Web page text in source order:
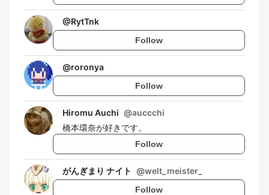
@RytTnk
Follow
@roronya
Follow
Hiromu Auchi @auccchi
橋本環奈が好きです。
Follow
がんぎまり ナイト @welt_meister_
Follow